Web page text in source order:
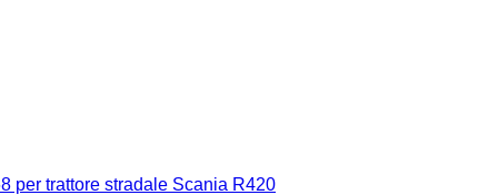
per trattore stradale Scania R420